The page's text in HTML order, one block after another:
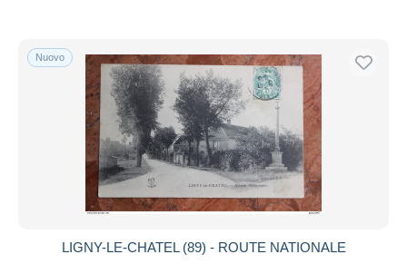
Nuovo
LIGNY-LE-CHATEL (89) - ROUTE NATIONALE